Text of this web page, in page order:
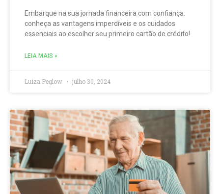
Embarque na sua jornada financeira com confiança:
conheça as vantagens imperdíveis e os cuidados
essenciais ao escolher seu primeiro cartão de crédito!
LEIA MAIS »
Luiza Peglow julho 30, 2024